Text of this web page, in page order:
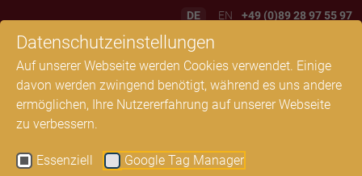
Datenschutzeinstellungen
Auf unserer Webseite werden Cookies verwendet. Einige
davon werden zwingend benötigt, während es uns andere
ermöglichen, Ihre Nutzererfahrung auf unserer Webseite
zu verbessern.
Essenziell Google Tag Manager
DE EN +49 (0)89 28 97 55 97
Tickets